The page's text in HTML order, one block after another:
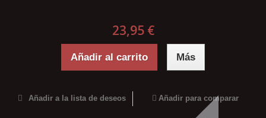
23,95 €
Añadir al carrito Más
Añadir a la lista de deseos Añadir para comparar